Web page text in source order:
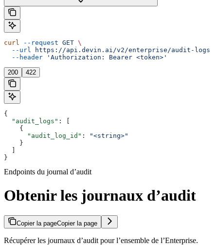
curl --request GET \
  --url
https://api.devin.ai/v2/enterprise/audit-logs
  --header
'Authorization: Bearer <token>'
200 422
{
  "audit_logs"
: [
    {
      "audit_log_id"
:
"<string>"
    }
}
Endpoints du journal d’audit
Obtenir les journaux d’audit
Copier la pageCopier la page
Récupérer les journaux d’audit pour l’ensemble de l’Enterprise.